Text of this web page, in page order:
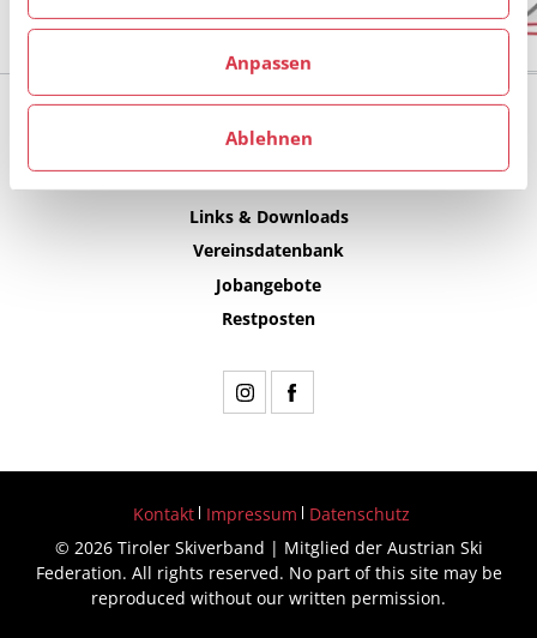
Anpassen
Ablehnen
Links & Downloads
Vereinsdatenbank
Jobangebote
Restposten
Kontakt Impressum
Datenschutz
© 2026 Tiroler Skiverband | Mitglied der Austrian Ski
Federation. All rights reserved. No part of this site may be
reproduced without our written permission.